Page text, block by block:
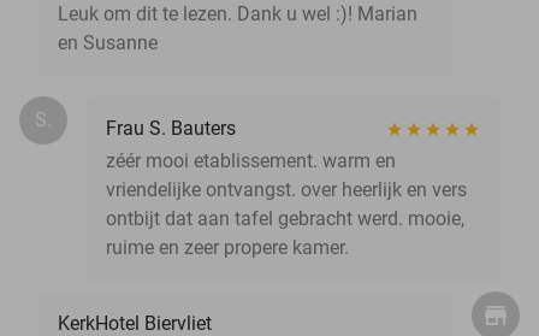
Leuk om dit te lezen. Dank u wel :)! Marian
en Susanne
S.
Frau S. Bauters
zéér mooi etablissement. warm en
vriendelijke ontvangst. over heerlijk en vers
ontbijt dat aan tafel gebracht werd. mooie,
ruime en zeer propere kamer.
KerkHotel Biervliet